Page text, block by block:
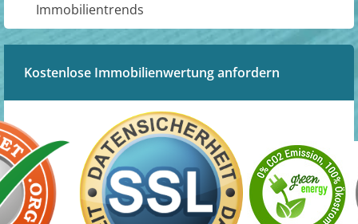
Immobilientrends
Kostenlose Immobilienwertung anfordern